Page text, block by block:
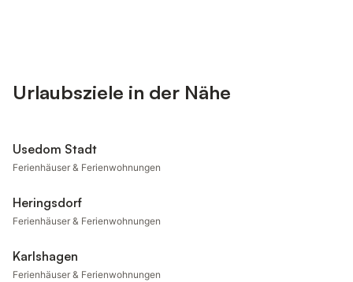
Urlaubsziele in der Nähe
Usedom Stadt
Ferienhäuser & Ferienwohnungen
Heringsdorf
Ferienhäuser & Ferienwohnungen
Karlshagen
Ferienhäuser & Ferienwohnungen